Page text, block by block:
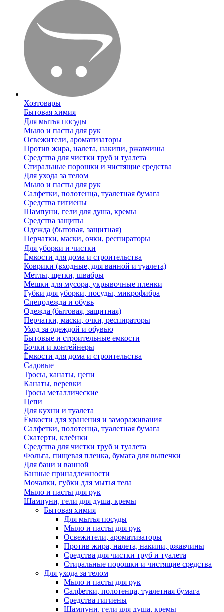
Хозтовары
Бытовая химия
Для мытья посуды
Мыло и пасты для рук
Освежители, ароматизаторы
Против жира, налета, накипи, ржавчины
Средства для чистки труб и туалета
Стиральные порошки и чистящие средства
Для ухода за телом
Мыло и пасты для рук
Салфетки, полотенца, туалетная бумага
Средства гигиены
Шампуни, гели для душа, кремы
Средства защиты
Одежда (бытовая, защитная)
Перчатки, маски, очки, респираторы
Для уборки и чистки
Ёмкости для дома и строительства
Коврики (входные, для ванной и туалета)
Метлы, щетки, швабры
Мешки для мусора, укрывочные пленки
Губки для уборки, посуды, микрофибра
Спецодежда и обувь
Одежда (бытовая, защитная)
Перчатки, маски, очки, респираторы
Уход за одеждой и обувью
Бытовые и строительные емкости
Бочки и контейнеры
Ёмкости для дома и строительства
Садовые
Тросы, канаты, цепи
Канаты, веревки
Тросы металлические
Цепи
Для кухни и туалета
Ёмкости для хранения и замораживания
Салфетки, полотенца, туалетная бумага
Скатерти, клеёнки
Средства для чистки труб и туалета
Фольга, пищевая пленка, бумага для выпечки
Для бани и ванной
Банные принадлежности
Мочалки, губки для мытья тела
Мыло и пасты для рук
Шампуни, гели для душа, кремы
Бытовая химия
Для мытья посуды
Мыло и пасты для рук
Освежители, ароматизаторы
Против жира, налета, накипи, ржавчины
Средства для чистки труб и туалета
Стиральные порошки и чистящие средства
Для ухода за телом
Мыло и пасты для рук
Салфетки, полотенца, туалетная бумага
Средства гигиены
Шампуни, гели для душа, кремы